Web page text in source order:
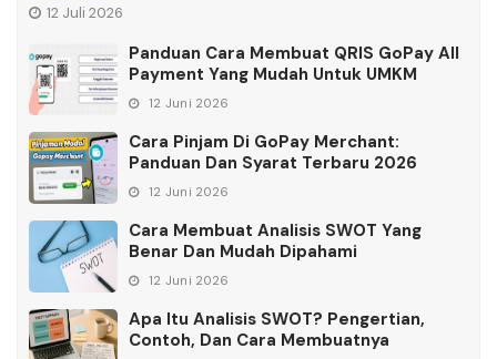
12 Juli 2026
Panduan Cara Membuat QRIS GoPay All
Payment Yang Mudah Untuk UMKM
12 Juni 2026
Cara Pinjam Di GoPay Merchant:
Panduan Dan Syarat Terbaru 2026
12 Juni 2026
Cara Membuat Analisis SWOT Yang
Benar Dan Mudah Dipahami
12 Juni 2026
Apa Itu Analisis SWOT? Pengertian,
Contoh, Dan Cara Membuatnya